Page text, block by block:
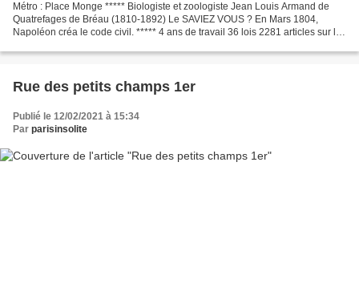
Métro : Place Monge ***** Biologiste et zoologiste Jean Louis Armand de
Quatrefages de Bréau (1810-1892) Le SAVIEZ VOUS ? En Mars 1804,
Napoléon créa le code civil. ***** 4 ans de travail 36 lois 2281 articles sur la
Rue des petits champs 1er
Publié le 12/02/2021 à 15:34
Par parisinsolite